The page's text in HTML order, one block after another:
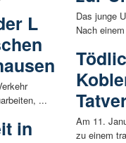
L
...
in
Das junge
Nach
Am 11.
zu einem